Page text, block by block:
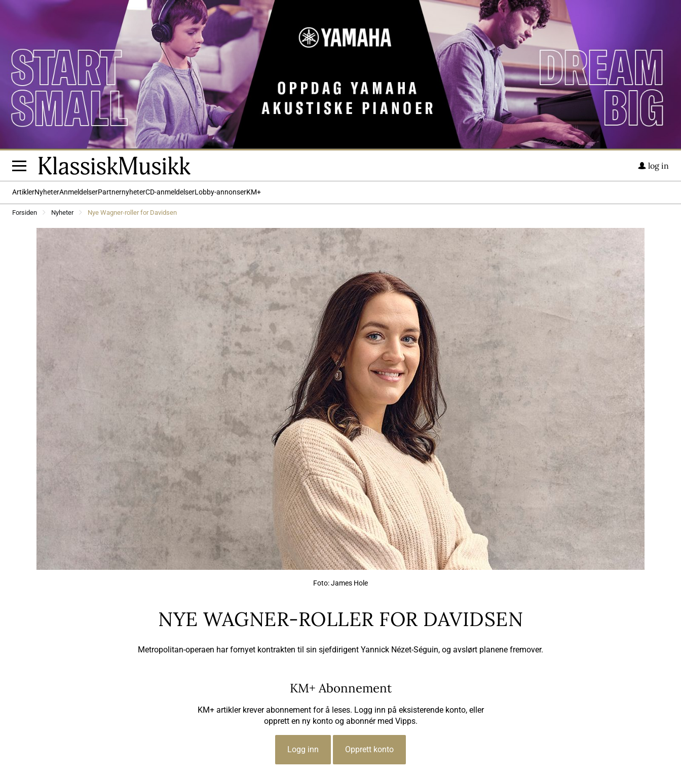
log in
ArtiklerNyheterAnmeldelserPartnernyheterCD-anmeldelserLobby-annonserKM+
Forsiden Nyheter Nye Wagner-roller for Davidsen
Foto: James Hole
NYE WAGNER-ROLLER FOR DAVIDSEN
Metropolitan-operaen har fornyet kontrakten til sin sjefdirigent Yannick Nézet-Séguin, og avslørt planene fremover.
KM+ Abonnement
KM+ artikler krever abonnement for å leses. Logg inn på eksisterende konto, eller
opprett en ny konto og abonnér med Vipps.
Logg inn Opprett konto